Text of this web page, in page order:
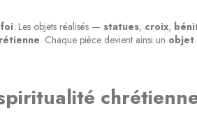
foi. Les objets réalisés — statues, croix,
. Chaque pièce devient ainsi un objet